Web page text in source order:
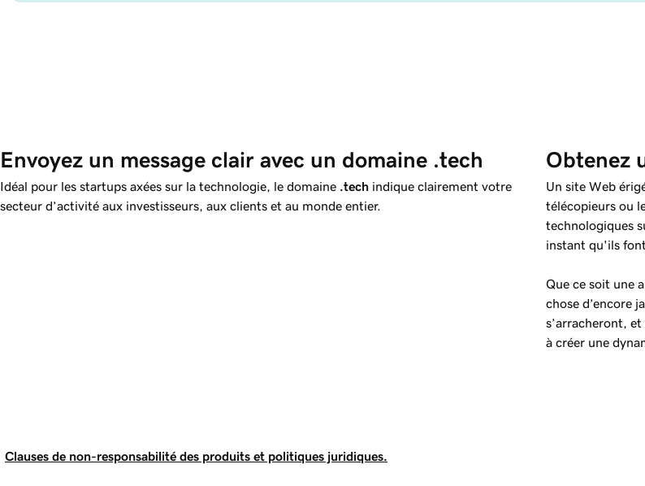
Envoyez un message clair avec un domaine .tech
Idéal pour les startups axées sur la technologie, le domaine .tech indique clairement votre
secteur d’activité aux investisseurs, aux clients et au monde entier.
Obtenez
Un site Web
télécopieurs ou
technologiques
instant qu'ils font
Que ce soit une
chose d’encore
s’arracheront,
à créer une
Clauses de non-responsabilité des produits et politiques juridiques.